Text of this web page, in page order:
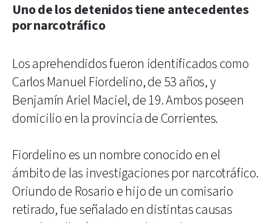
Uno de los detenidos tiene antecedentes
por narcotráfico
Los aprehendidos fueron identificados como
Carlos Manuel Fiordelino, de 53 años, y
Benjamín Ariel Maciel, de 19. Ambos poseen
domicilio en la provincia de Corrientes.
Fiordelino es un nombre conocido en el
ámbito de las investigaciones por narcotráfico.
Oriundo de Rosario e hijo de un comisario
retirado, fue señalado en distintas causas